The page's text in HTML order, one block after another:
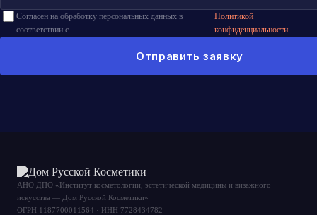
Согласен на обработку персональных данных в
соответствии с
Политикой
конфиденциальности
Отправить заявку
АНО ДПО «Институт косметологии, эстетической медицины и визажного
искусства — Дом Русской Косметики»
ОГРН 1187700011564 · ИНН 7728434782